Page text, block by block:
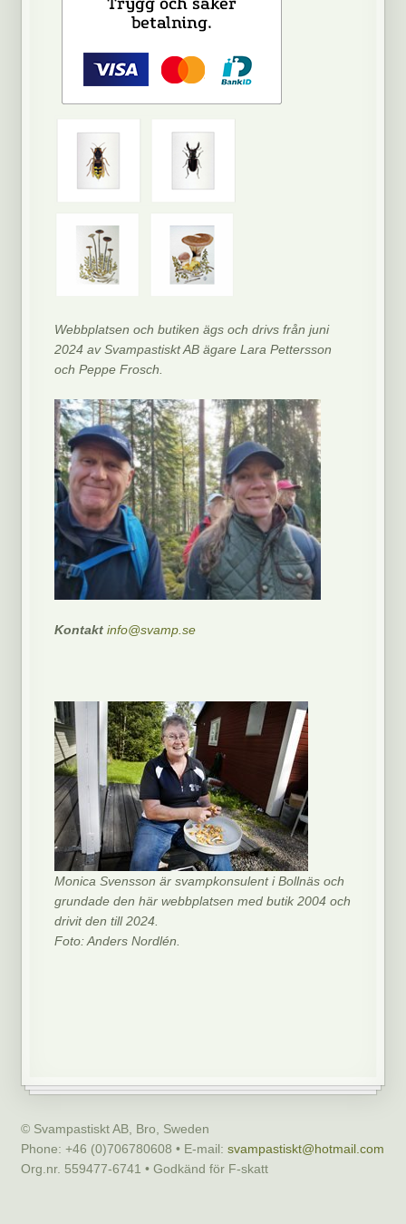
Webbplatsen och butiken ägs och drivs från juni
2024 av Svampastiskt AB ägare Lara Pettersson
och Peppe Frosch.
Kontaktinfo@svamp.se
Monica Svensson är svampkonsulent i Bollnäs och
grundade den här webbplatsen med butik 2004 och
drivit den till 2024.
Foto: Anders Nordlén.
© Svampastiskt AB, Bro, Sweden
Phone: +46 (0)706780608 • E-mail: svampastiskt@hotmail.com
Org.nr. 559477-6741 • Godkänd för F-skatt